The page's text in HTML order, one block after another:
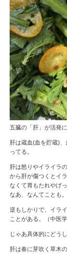
五臓の「肝」が活発に
肝は蔵血(血を貯蔵)
ってる。
肝は怒りやイライラ
から肝が傷つくとイ
なくて胃もたれやげ
なあ、なんてことも。
逆もしかりで、イラ
ことがある。（中医
じゃあ具体的にどう
肝は春に芽吹く草木